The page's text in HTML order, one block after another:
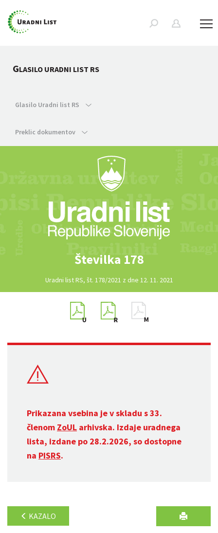
GLASILO URADNI LIST RS
Glasilo Uradni list RS
Preklic dokumentov
Številka 178
Uradni list RS, št. 178/2021 z dne 12. 11. 2021
Prikazana vsebina je v skladu s 33.
členom ZoUL arhivska. Izdaje uradnega
lista, izdane po 28.2.2026, so dostopne
na PISRS.
KAZALO